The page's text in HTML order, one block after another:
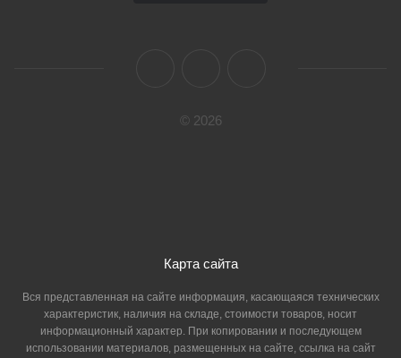
© 2026
Карта сайта
Вся представленная на сайте информация, касающаяся технических
характеристик, наличия на складе, стоимости товаров, носит
информационный характер. При копировании и последующем
использовании материалов, размещенных на сайте, ссылка на сайт